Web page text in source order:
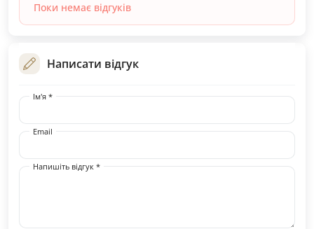
Поки немає відгуків
Написати відгук
Ім'я *
Email
Напишіть відгук *